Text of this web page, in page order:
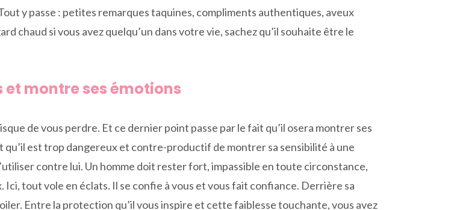
y passe : petites remarques taquines, compliments authentiques, aveux
chaud si vous avez quelqu’un dans votre vie, sachez qu’il souhaite être le
montre ses émotions
de vous perdre. Et ce dernier point passe par le fait qu’il osera montrer ses
qu’il est trop dangereux et contre-productif de montrer sa sensibilité à une
contre lui. Un homme doit rester fort, impassible en toute circonstance,
Ici, tout vole en éclats. Il se confie à vous et vous fait confiance. Derrière sa
Entre la protection qu’il vous inspire et cette faiblesse touchante, vous avez